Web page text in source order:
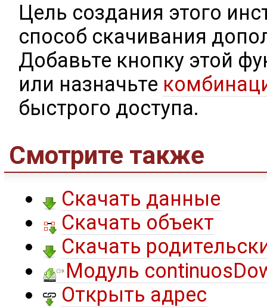
Цель создания этого
способ скачивания
Добавьте кнопку этой
или назначьте
быстрого доступа.
Смотрите также
Скачать данные
Скачать объект
Скачать
Модуль
Открыть адрес